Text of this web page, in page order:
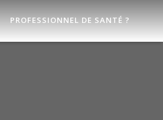
PROFESSIONNEL DE SANTÉ ?